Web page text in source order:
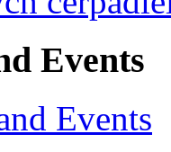
Events
Events